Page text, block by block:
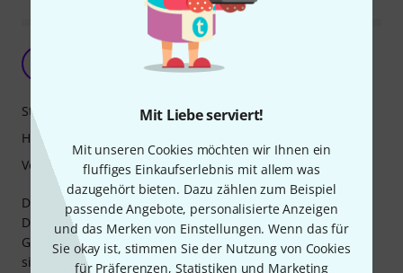
Mit Liebe serviert!
Mit unseren Cookies möchten wir Ihnen ein
fluffiges Einkaufserlebnis mit allem was
dazugehört bieten. Dazu zählen zum Beispiel
passende Angebote, personalisierte Anzeigen
und das Merken von Einstellungen. Wenn das für
Sie okay ist, stimmen Sie der Nutzung von Cookies
für Präferenzen, Statistiken und Marketing
Leider ein paar Dellen sonst aber gut
Technik Tony 28.07.2022
Das Case hatte ( wie viele andere ) von Haus aus ein paar
Dellen, kann man aber drüber hinwegsehen da es ein
Gebrauchsgegenstand ist und kein Deko-Stück. Verzieht
sich leider sehr leicht. Sonst alles gut.
Stabilität
Handling
Verarbeitung